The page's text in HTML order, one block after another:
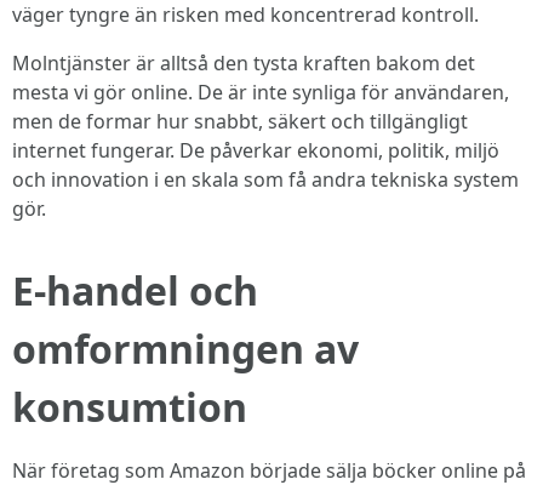
väger tyngre än risken med koncentrerad kontroll.
Molntjänster är alltså den tysta kraften bakom det
mesta vi gör online. De är inte synliga för användaren,
men de formar hur snabbt, säkert och tillgängligt
internet fungerar. De påverkar ekonomi, politik, miljö
och innovation i en skala som få andra tekniska system
gör.
E-handel och
omformningen av
konsumtion
När företag som Amazon började sälja böcker online på